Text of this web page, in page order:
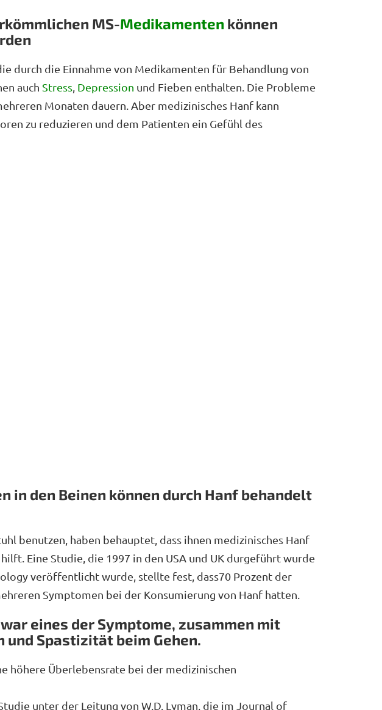
MS-Medikamenten können
durch die Einnahme von Medikamenten für Behandlung von
auch Stress, Depression und Fieben enthalten. Die Probleme
Monaten dauern. Aber medizinisches Hanf kann
zu reduzieren und dem Patienten ein Gefühl des
in den Beinen können durch Hanf behandelt
benutzen, haben behauptet, dass ihnen medizinisches Hanf
Eine Studie, die 1997 in den USA und UK durgeführt wurde
veröffentlicht wurde, stellte fest, dass70 Prozent der
Symptomen bei der Konsumierung von Hanf hatten.
eines der Symptome, zusammen mit
und Spastizität beim Gehen.
höhere Überlebensrate bei der medizinischen
unter der Leitung von W.D. Lyman, die im Journal of